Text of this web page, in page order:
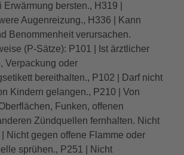
Erwärmung bersten., H319 |
Augenreizung., H336 | Kann
Benommenheit verursachen.
(P-Sätze): P101 | Ist ärztlicher
Verpackung oder
bereithalten., P102 | Darf nicht
Kindern gelangen., P210 | Von
Funken, offenen
Zündquellen fernhalten. Nicht
Nicht gegen offene Flamme oder
sprühen., P251 | Nicht